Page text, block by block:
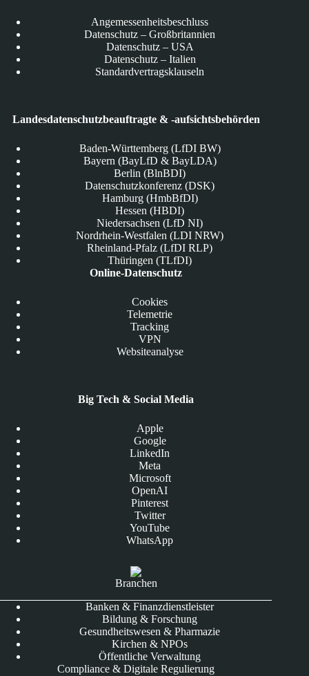
Angemessenheitsbeschluss
Datenschutz – Großbritannien
Datenschutz – USA
Datenschutz – Italien
Standardvertragsklauseln
Landesdatenschutzbeauftragte & -aufsichtsbehörden
Baden-Württemberg (LfDI BW)
Bayern (BayLfD & BayLDA)
Berlin (BlnBDI)
Datenschutzkonferenz (DSK)
Hamburg (HmbBfDI)
Hessen (HBDI)
Niedersachsen (LfD NI)
Nordrhein-Westfalen (LDI NRW)
Rheinland-Pfalz (LfDI RLP)
Thüringen (TLfDI)
Online-Datenschutz
Cookies
Telemetrie
Tracking
VPN
Websiteanalyse
Big Tech & Social Media
Apple
Google
LinkedIn
Meta
Microsoft
OpenAI
Pinterest
Twitter
YouTube
WhatsApp
Branchen
Banken & Finanzdienstleister
Bildung & Forschung
Gesundheitswesen & Pharmazie
Kirchen & NPOs
Öffentliche Verwaltung
Compliance & Digitale Regulierung